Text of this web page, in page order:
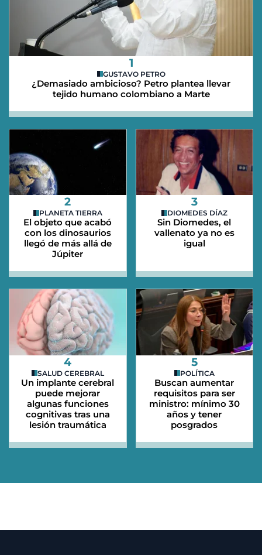
1
GUSTAVO PETRO
¿Demasiado ambicioso? Petro plantea llevar
tejido humano colombiano a Marte
2
PLANETA TIERRA
El objeto que acabó
con los dinosaurios
llegó de más allá de
Júpiter
3
DIOMEDES DÍAZ
Sin Diomedes, el
vallenato ya no es
igual
4
SALUD CEREBRAL
Un implante cerebral
puede mejorar
algunas funciones
cognitivas tras una
lesión traumática
5
POLÍTICA
Buscan aumentar
requisitos para ser
ministro: mínimo 30
años y tener
posgrados